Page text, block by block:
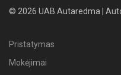
© 2026 UAB Autaredma |
Pristatymas
Mokėjimai